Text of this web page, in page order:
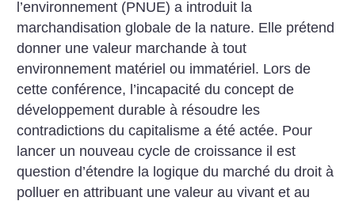
l’environnement (PNUE) a introduit la
marchandisation globale de la nature. Elle prétend
donner une valeur marchande à tout
environnement matériel ou immatériel. Lors de
cette conférence, l’incapacité du concept de
développement durable à résoudre les
contradictions du capitalisme a été actée. Pour
lancer un nouveau cycle de croissance il est
question d’étendre la logique du marché du droit à
polluer en attribuant une valeur au vivant et au